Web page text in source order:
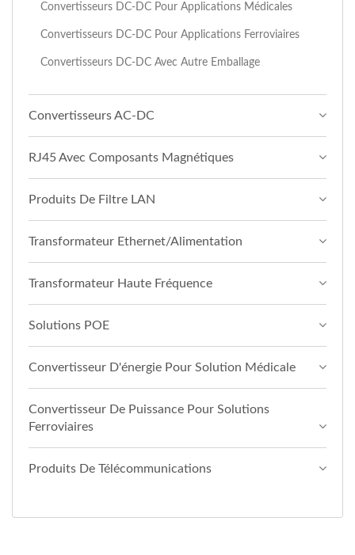
Convertisseurs DC-DC Pour Applications Médicales
Convertisseurs DC-DC Pour Applications Ferroviaires
Convertisseurs DC-DC Avec Autre Emballage
Convertisseurs AC-DC
RJ45 Avec Composants Magnétiques
Produits De Filtre LAN
Transformateur Ethernet/Alimentation
Transformateur Haute Fréquence
Solutions POE
Convertisseur D'énergie Pour Solution Médicale
Convertisseur De Puissance Pour Solutions
Ferroviaires
Produits De Télécommunications